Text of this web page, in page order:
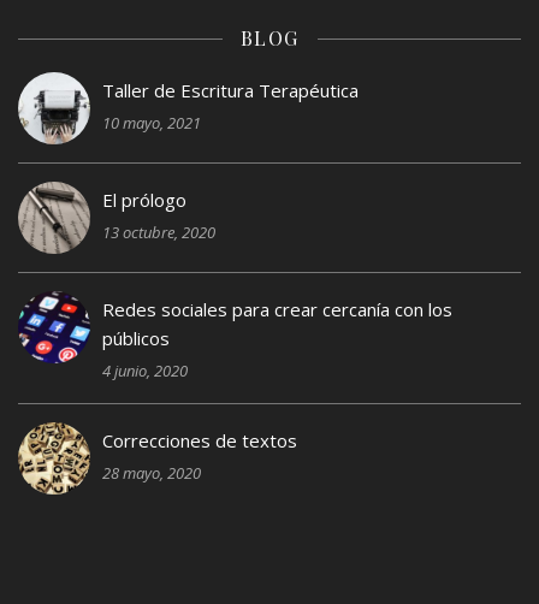
BLOG
Taller de Escritura Terapéutica
10 mayo, 2021
El prólogo
13 octubre, 2020
Redes sociales para crear cercanía con los
públicos
4 junio, 2020
Correcciones de textos
28 mayo, 2020